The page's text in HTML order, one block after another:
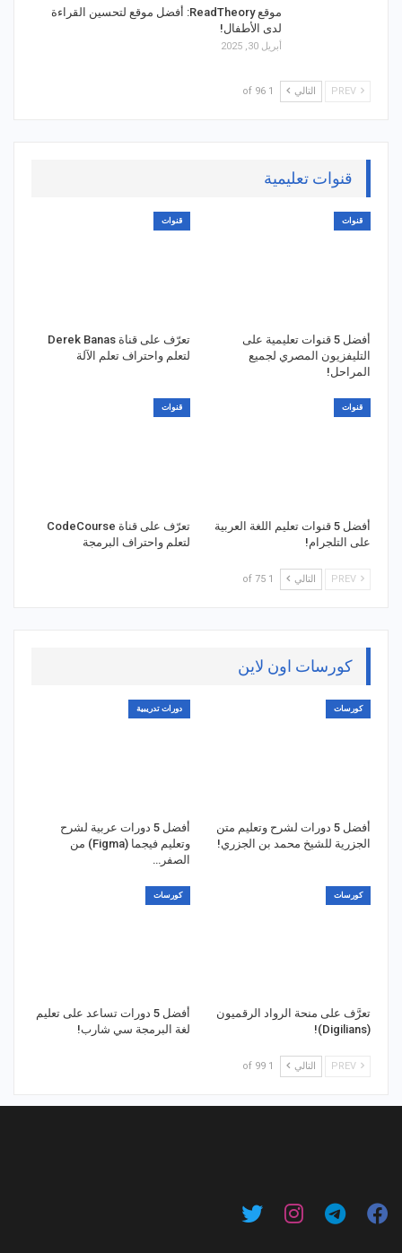
موقع ReadTheory: أفضل موقع لتحسين القراءة
لدى الأطفال!
أبريل 30, 2025
التالي 1 of 96
قنوات تعليمية
قنوات
أفضل 5 قنوات تعليمية على
التليفزيون المصري لجميع
المراحل!
قنوات
تعرّف على قناة Derek Banas
لتعلم واحتراف تعلم الآلة
قنوات
أفضل 5 قنوات تعليم اللغة العربية
على التلجرام!
قنوات
تعرّف على قناة CodeCourse
لتعلم واحتراف البرمجة
التالي 1 of 75
كورسات اون لاين
كورسات
أفضل 5 دورات لشرح وتعليم متن
الجزرية للشيخ محمد بن الجزري!
دورات تدريبية
أفضل 5 دورات عربية لشرح
وتعليم فيجما (Figma) من
الصفر…
كورسات
تعرَّف على منحة الرواد الرقميون
(Digilians)!
كورسات
أفضل 5 دورات تساعد على تعليم
لغة البرمجة سي شارب!
التالي 1 of 99